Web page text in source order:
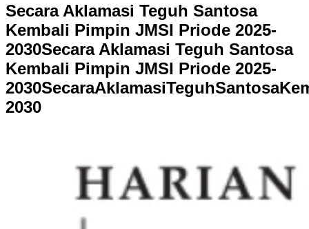
Secara Aklamasi Teguh Santosa
Kembali Pimpin JMSI Priode 2025-
2030Secara Aklamasi Teguh Santosa
Kembali Pimpin JMSI Priode 2025-
2030SecaraAklamasiTeguhSantosaKe
2030